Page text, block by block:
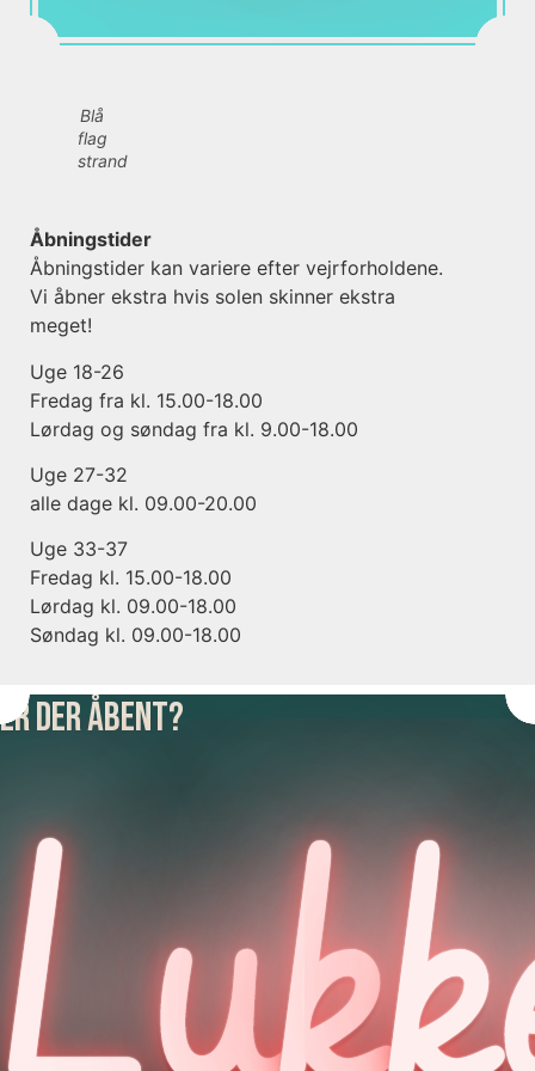
Blå
flag
strand
Åbningstider
Åbningstider kan variere efter vejrforholdene.
Vi åbner ekstra hvis solen skinner ekstra
meget!
Uge 18-26
Fredag fra kl. 15.00-18.00
Lørdag og søndag fra kl. 9.00-18.00
Uge 27-32
alle dage kl. 09.00-20.00
Uge 33-37
Fredag kl. 15.00-18.00
Lørdag kl. 09.00-18.00
Søndag kl. 09.00-18.00
Er der åbent?